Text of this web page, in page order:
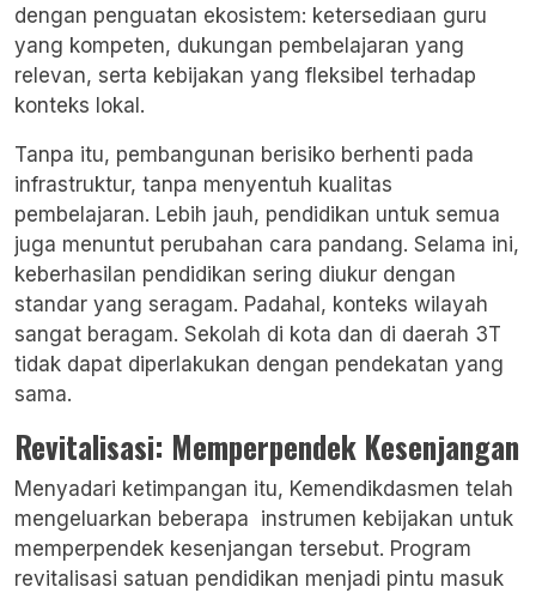
dengan penguatan ekosistem: ketersediaan guru
yang kompeten, dukungan pembelajaran yang
relevan, serta kebijakan yang fleksibel terhadap
konteks lokal.
Tanpa itu, pembangunan berisiko berhenti pada
infrastruktur, tanpa menyentuh kualitas
pembelajaran. Lebih jauh, pendidikan untuk semua
juga menuntut perubahan cara pandang. Selama ini,
keberhasilan pendidikan sering diukur dengan
standar yang seragam. Padahal, konteks wilayah
sangat beragam. Sekolah di kota dan di daerah 3T
tidak dapat diperlakukan dengan pendekatan yang
sama.
Revitalisasi: Memperpendek Kesenjangan
Menyadari ketimpangan itu, Kemendikdasmen telah
mengeluarkan beberapa instrumen kebijakan untuk
memperpendek kesenjangan tersebut. Program
revitalisasi satuan pendidikan menjadi pintu masuk